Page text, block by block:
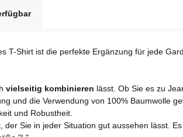
T-Shirt ist die perfekte Ergänzung für jede
vielseitig kombinieren lässt. Ob Sie es zu
und die Verwendung von 100% Baumwolle
und Robustheit.
Sie in jeder Situation gut aussehen lässt.